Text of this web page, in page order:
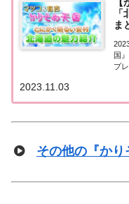
ま
国
プ
お
し
2023.11.03
その他の『か